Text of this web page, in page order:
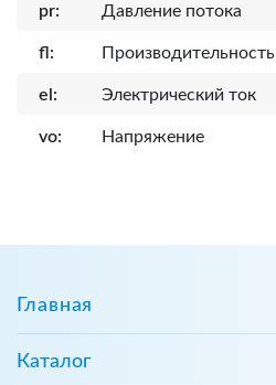
pr: Давление потока
fl: Производительность
el: Электрический ток
vo: Напряжение
Главная
Каталог